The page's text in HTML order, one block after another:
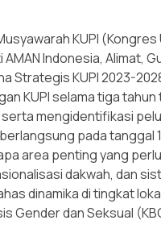
KUPI
Indonesia, Alimat,
Strategis KUPI 2023-
KUPI selama tiga
mengidentifikasi
pada tanggal
area penting yang
dakwah, dan
dinamika di tingkat
Gender dan Seksual